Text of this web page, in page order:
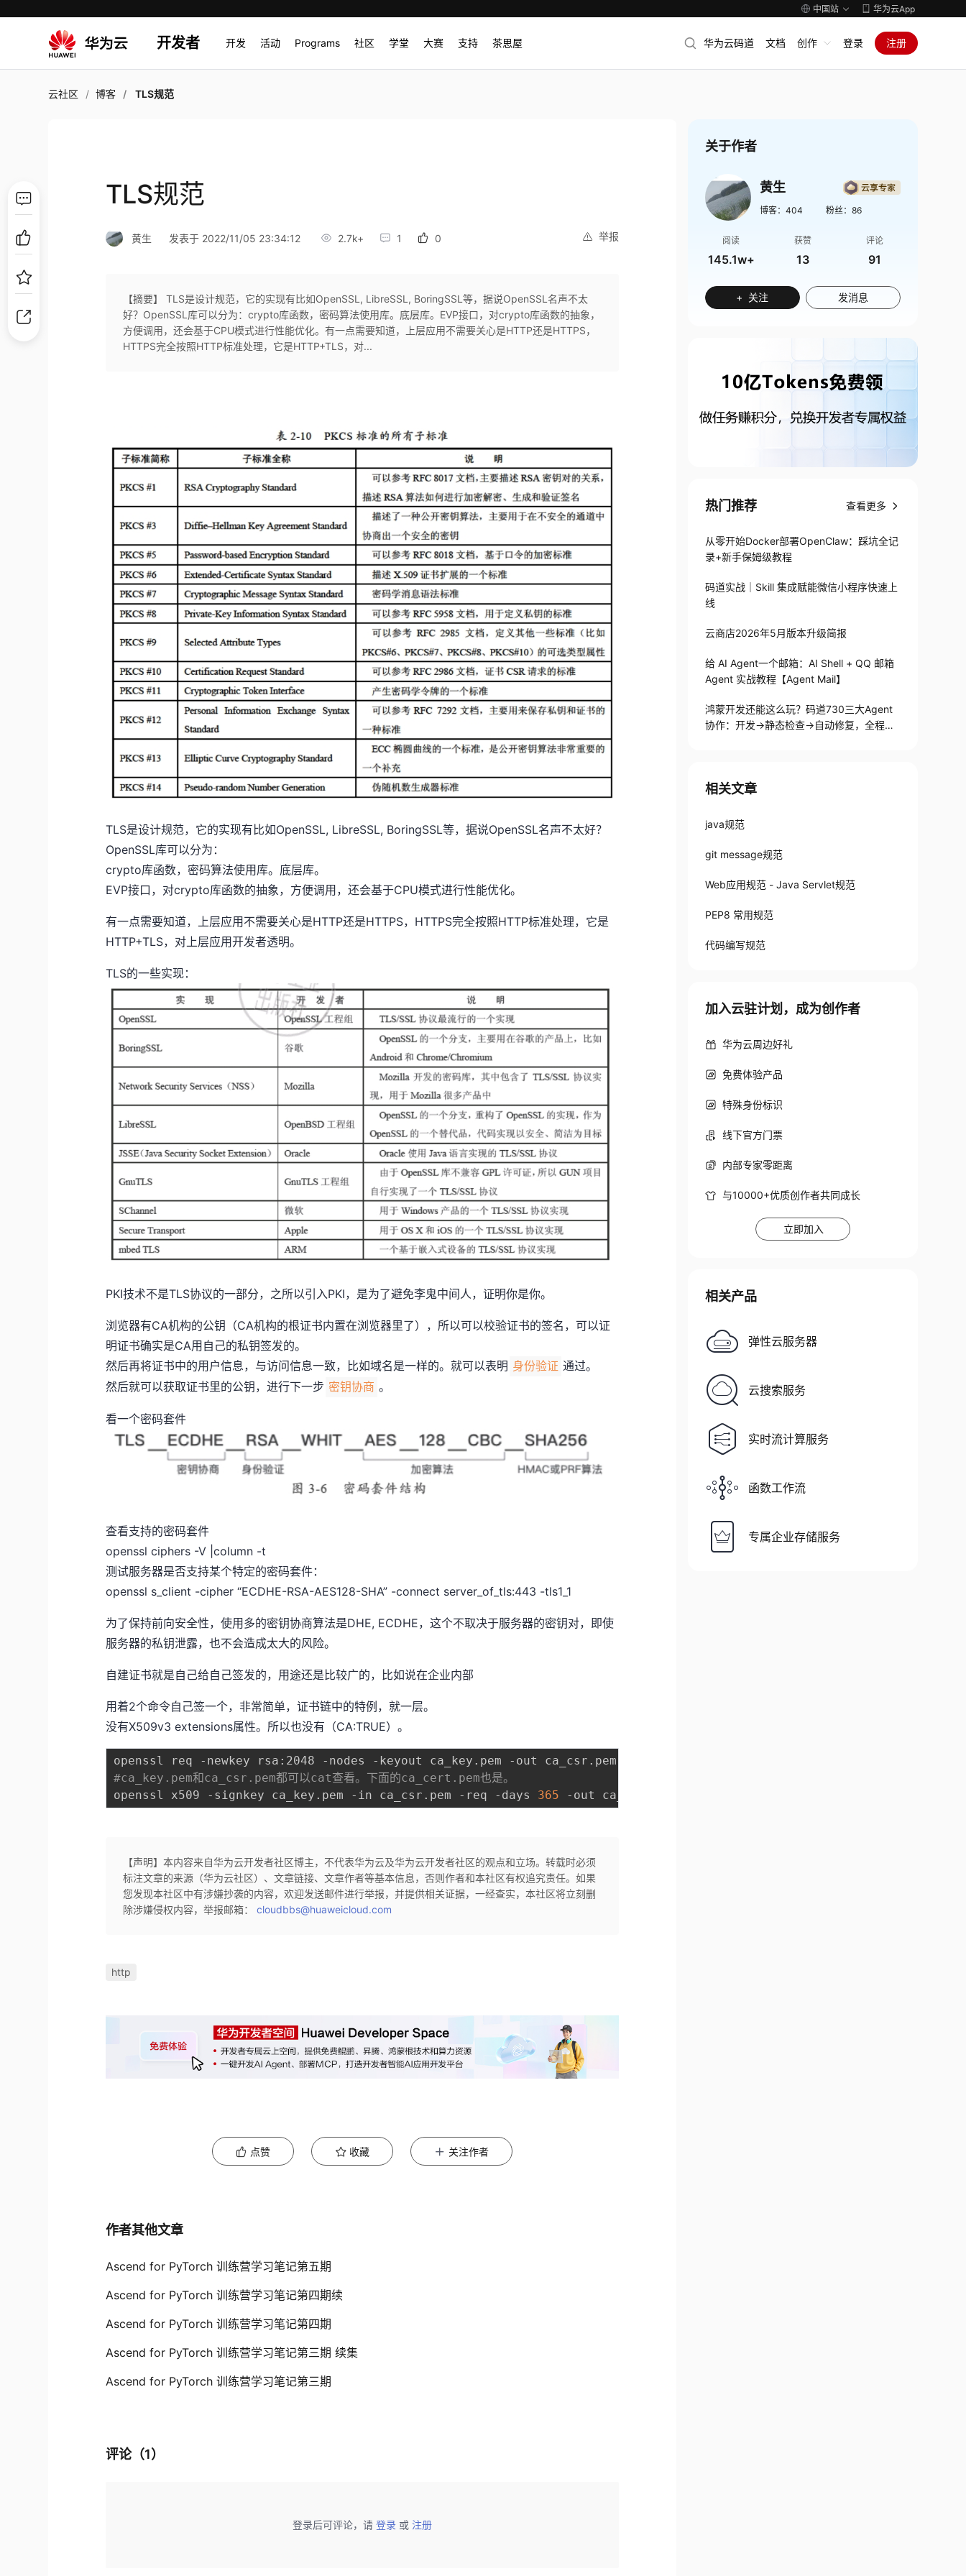
中国站 华为云App
开发者 开发 活动 Programs 社区 学堂 大赛 支持 茶思屋 华为云码道 文档 创作 登录 注册
云社区 博客 TLS规范
TLS规范
举报
黄生 发表于 2022/11/05 23:34:12 2.7k+ 1 0
【摘要】 TLS是设计规范，它的实现有比如OpenSSL, LibreSSL, BoringSSL等，据说OpenSSL名声不太
好？OpenSSL库可以分为：crypto库函数，密码算法使用库。底层库。EVP接口，对crypto库函数的抽象，
方便调用，还会基于CPU模式进行性能优化。有一点需要知道，上层应用不需要关心是HTTP还是HTTPS，
HTTPS完全按照HTTP标准处理，它是HTTP+TLS，对...
TLS是设计规范，它的实现有比如OpenSSL, LibreSSL, BoringSSL等，据说OpenSSL名声不太好？
OpenSSL库可以分为：
crypto库函数，密码算法使用库。底层库。
EVP接口，对crypto库函数的抽象，方便调用，还会基于CPU模式进行性能优化。
有一点需要知道，上层应用不需要关心是HTTP还是HTTPS，HTTPS完全按照HTTP标准处理，它是
HTTP+TLS，对上层应用开发者透明。
TLS的一些实现：
PKI技术不是TLS协议的一部分，之所以引入PKI，是为了避免李鬼中间人，证明你是你。
浏览器有CA机构的公钥（CA机构的根证书内置在浏览器里了），所以可以校验证书的签名，可以证
明证书确实是CA用自己的私钥签发的。
然后再将证书中的用户信息，与访问信息一致，比如域名是一样的。就可以表明 身份验证 通过。
然后就可以获取证书里的公钥，进行下一步 密钥协商 。
看一个密码套件
查看支持的密码套件
openssl ciphers -V |column -t
测试服务器是否支持某个特定的密码套件：
openssl s_client -cipher “ECDHE-RSA-AES128-SHA” -connect server_of_tls:443 -tls1_1
为了保持前向安全性，使用多的密钥协商算法是DHE, ECDHE，这个不取决于服务器的密钥对，即使
服务器的私钥泄露，也不会造成太大的风险。
自建证书就是自己给自己签发的，用途还是比较广的，比如说在企业内部
用着2个命令自己签一个，非常简单，证书链中的特例，就一层。
没有X509v3 extensions属性。所以也没有（CA:TRUE）。
#ca_key.pem和ca_csr.pem都可以cat查看。下面的ca_cert.pem也是。
openssl x509 -signkey ca_key.pem -in ca_csr.pem -req -days 365
【声明】本内容来自华为云开发者社区博主，不代表华为云及华为云开发者社区的观点和立场。转载时必须
标注文章的来源（华为云社区）、文章链接、文章作者等基本信息，否则作者和本社区有权追究责任。如果
您发现本社区中有涉嫌抄袭的内容，欢迎发送邮件进行举报，并提供相关证据，一经查实，本社区将立刻删
除涉嫌侵权内容，举报邮箱：cloudbbs@huaweicloud.com
http
点赞 收藏 关注作者
作者其他文章
Ascend for PyTorch 训练营学习笔记第五期
Ascend for PyTorch 训练营学习笔记第四期续
Ascend for PyTorch 训练营学习笔记第四期
Ascend for PyTorch 训练营学习笔记第三期 续集
Ascend for PyTorch 训练营学习笔记第三期
评论（1）
登录后可评论，请 登录 或 注册
关于作者
黄生
博客： 404 粉丝： 86
阅读
145.1w+
获赞
13
评论
91
+ 关注 发消息
热门推荐 查看更多
从零开始Docker部署OpenClaw：踩坑全记
录+新手保姆级教程
码道实战｜Skill 集成赋能微信小程序快速上
线
云商店2026年5月版本升级简报
给 AI Agent一个邮箱：AI Shell + QQ 邮箱
Agent 实战教程【Agent Mail】
鸿蒙开发还能这么玩？码道730三大Agent
协作：开发→静态检查→自动修复，全程不
相关文章
java规范
git message规范
Web应用规范 - Java Servlet规范
PEP8 常用规范
代码编写规范
加入云驻计划，成为创作者
华为云周边好礼
免费体验产品
特殊身份标识
线下官方门票
内部专家零距离
与10000+优质创作者共同成长
立即加入
相关产品
弹性云服务器
云搜索服务
实时流计算服务
函数工作流
专属企业存储服务